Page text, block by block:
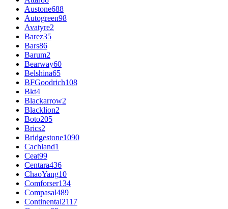
Austone688
Autogreen98
Avatyre2
Barez35
Bars86
Barum2
Bearway60
Belshina65
BFGoodrich108
Bkt4
Blackarrow2
Blacklion2
Boto205
Brics2
Bridgestone1090
Cachland1
Ceat99
Centara436
ChaoYang10
Comforser134
Compasal489
Continental2117